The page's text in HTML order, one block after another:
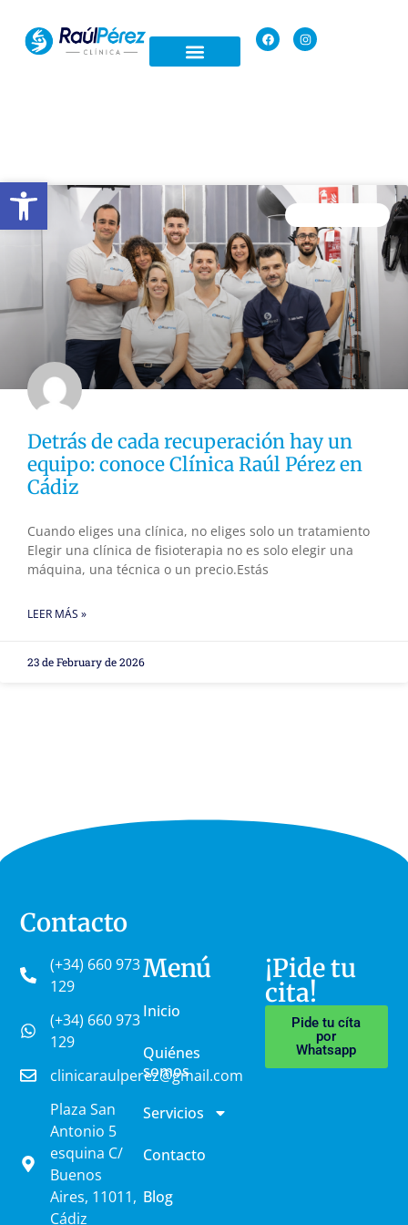
Open toolbar
Detrás de cada recuperación hay un
equipo: conoce Clínica Raúl Pérez en
Cádiz
Cuando eliges una clínica, no eliges solo un tratamiento
Elegir una clínica de fisioterapia no es solo elegir una
máquina, una técnica o un precio.Estás
LEER MÁS »
23 de February de 2026
Contacto
(+34) 660 973
129
(+34) 660 973
129
clinicaraulperez@gmail.com
Plaza San
Antonio 5
esquina C/
Buenos
Aires, 11011,
Cádiz
Menú
Inicio
Quiénes
somos
Servicios
Contacto
Blog
¡Pide tu
cita!
Pide tu cíta
por
Whatsapp